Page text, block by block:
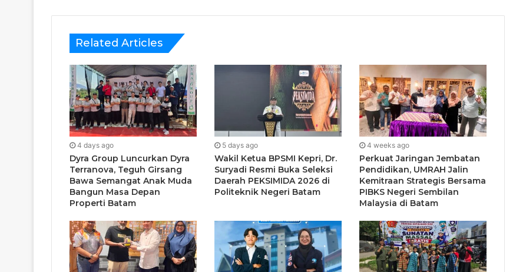
Related Articles
4 days ago
Dyra Group Luncurkan Dyra
Terranova, Teguh Girsang
Bawa Semangat Anak Muda
Bangun Masa Depan
Properti Batam
5 days ago
Wakil Ketua BPSMI Kepri, Dr.
Suryadi Resmi Buka Seleksi
Daerah PEKSIMIDA 2026 di
Politeknik Negeri Batam
4 weeks ago
Perkuat Jaringan Jembatan
Pendidikan, UMRAH Jalin
Kemitraan Strategis Bersama
PIBKS Negeri Sembilan
Malaysia di Batam